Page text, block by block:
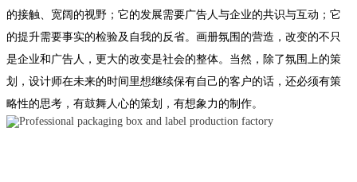
的接触、宽阔的视野；它的发展需要广告人与企业的共识与互动；它
的提升需要事实的检验及自我的反省。画册氛围的营造，改变的不只
是企业和广告人，更大的改变是社会的整体。当然，除了氛围上的策
划，设计师在未来的时间里想继续保有自己的客户的话，还必须有策
略性的思考，有鼓舞人心的策划，有想象力的制作。